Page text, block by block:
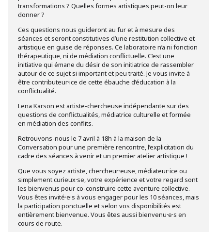
transformations ? Quelles formes artistiques peut-on leur
donner ?
Ces questions nous guideront au fur et à mesure des
séances et seront constitutives d’une restitution collective et
artistique en guise de réponses. Ce laboratoire n’a ni fonction
thérapeutique, ni de médiation conflictuelle. C’est une
initiative qui émane du désir de son initiatrice de rassembler
autour de ce sujet si important et peu traité. Je vous invite à
être contributeur·ice de cette ébauche d’éducation à la
conflictualité.
Lena Karson est artiste-chercheuse indépendante sur des
questions de conflictualités, médiatrice culturelle et formée
en médiation des conflits.
Retrouvons-nous le 7 avril à 18h à la maison de la
Conversation pour une première rencontre, l’explicitation du
cadre des séances à venir et un premier atelier artistique !
Que vous soyez artiste, chercheur·euse, médiateur·ice ou
simplement curieux·se, votre expérience et votre regard sont
les bienvenus pour co-construire cette aventure collective.
Vous êtes invité·e·s à vous engager pour les 10 séances, mais
la participation ponctuelle et selon vos disponibilités est
entièrement bienvenue. Vous êtes aussi bienvenu·e·s en
cours de route.